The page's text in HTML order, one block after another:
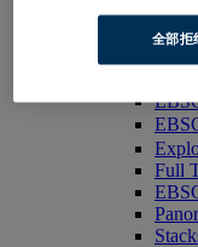
Full
全部拒